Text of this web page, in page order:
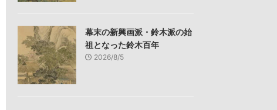
幕末の新興画派・鈴木派の始
祖となった鈴木百年
2026/8/5